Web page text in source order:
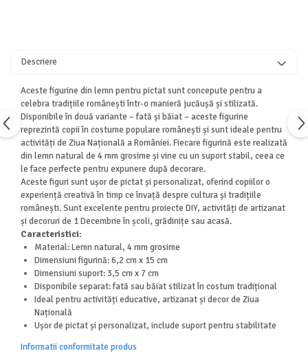
Descriere
Aceste figurine din lemn pentru pictat sunt concepute pentru a
celebra tradițiile românești într-o manieră jucăușă și stilizată.
Disponibile în două variante – fată și băiat – aceste figurine
reprezintă copii în costume populare românești și sunt ideale pentru
activități de Ziua Națională a României. Fiecare figurină este realizată
din lemn natural de 4 mm grosime și vine cu un suport stabil, ceea ce
le face perfecte pentru expunere după decorare.
Aceste figuri sunt ușor de pictat și personalizat, oferind copiilor o
experiență creativă în timp ce învață despre cultura și tradițiile
românești. Sunt excelente pentru proiecte DIY, activități de artizanat
și decoruri de 1 Decembrie în școli, grădinițe sau acasă.
Caracteristici:
Material: Lemn natural, 4 mm grosime
Dimensiuni figurină: 6,2 cm x 15 cm
Dimensiuni suport: 3,5 cm x 7 cm
Disponibile separat: fată sau băiat stilizat în costum tradițional
Ideal pentru activități educative, artizanat și decor de Ziua
Națională
Ușor de pictat și personalizat, include suport pentru stabilitate
Informatii conformitate produs